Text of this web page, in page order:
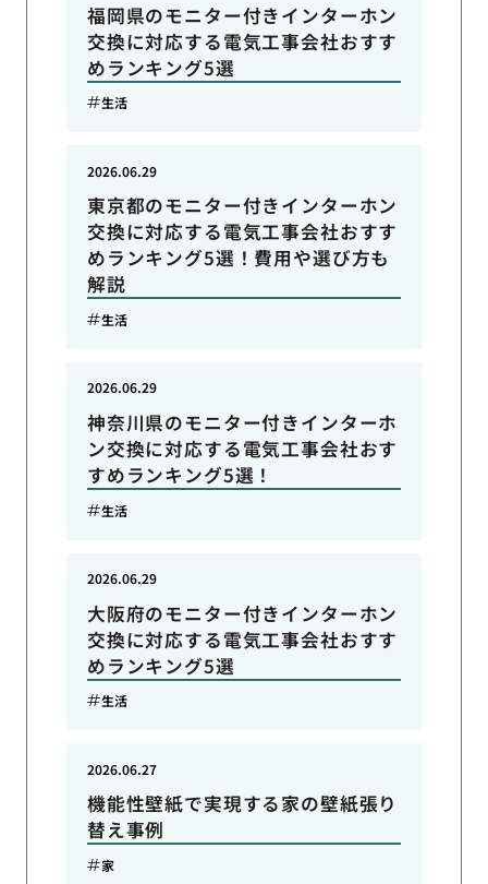
福岡県のモニター付きインターホン
交換に対応する電気工事会社おすす
めランキング5選
生活
東京都のモニター付きインターホン
交換に対応する電気工事会社おすす
めランキング5選！費用や選び方も
解説
2026.06.29
生活
神奈川県のモニター付きインターホ
ン交換に対応する電気工事会社おす
すめランキング5選！
2026.06.29
生活
大阪府のモニター付きインターホン
交換に対応する電気工事会社おすす
めランキング5選
2026.06.29
生活
機能性壁紙で実現する家の壁紙張り
替え事例
2026.06.27
家